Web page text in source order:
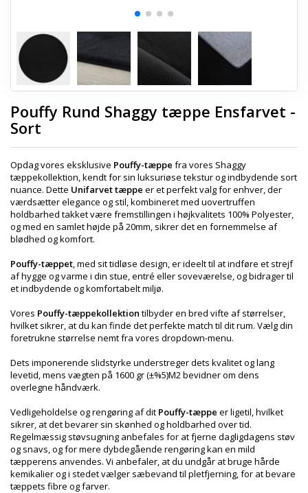
Pouffy Rund Shaggy tæppe Ensfarvet -
Sort
Opdag vores eksklusive Pouffy-tæppe fra vores Shaggy
tæppekollektion, kendt for sin luksuriøse tekstur og indbydende sort
nuance. Dette Unifarvet tæppe er et perfekt valg for enhver, der
værdsætter elegance og stil, kombineret med uovertruffen
holdbarhed takket være fremstillingen i højkvalitets 100% Polyester,
og med en samlet højde på 20mm, sikrer det en fornemmelse af
blødhed og komfort.
Pouffy-tæppet, med sit tidløse design, er ideelt til at indføre et strejf
af hygge og varme i din stue, entré eller soveværelse, og bidrager til
et indbydende og komfortabelt miljø.
Vores Pouffy-tæppekollektion tilbyder en bred vifte af størrelser,
hvilket sikrer, at du kan finde det perfekte match til dit rum. Vælg din
foretrukne størrelse nemt fra vores dropdown-menu.
Dets imponerende slidstyrke understreger dets kvalitet og lang
levetid, mens vægten på 1600 gr (±%5)M2 bevidner om dens
overlegne håndværk.
Vedligeholdelse og rengøring af dit Pouffy-tæppe er ligetil, hvilket
sikrer, at det bevarer sin skønhed og holdbarhed over tid.
Regelmæssig støvsugning anbefales for at fjerne dagligdagens støv
og snavs, og for mere dybdegående rengøring kan en mild
tæpperens anvendes. Vi anbefaler, at du undgår at bruge hårde
kemikalier og i stedet vælger sæbevand til pletfjerning, for at bevare
tæppets fibre og farver.